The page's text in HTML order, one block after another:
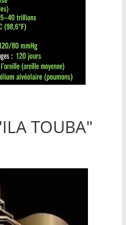
TOUBA"